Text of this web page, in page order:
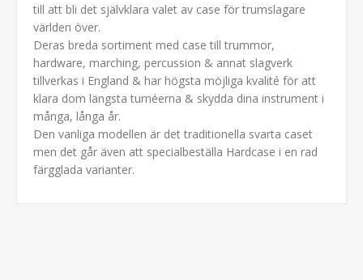
till att bli det självklara valet av case för trumslagare
världen över.
Deras breda sortiment med case till trummor,
hardware, marching, percussion & annat slagverk
tillverkas i England & har högsta möjliga kvalité för att
klara dom längsta turnéerna & skydda dina instrument i
många, långa år.
Den vanliga modellen är det traditionella svarta caset
men det går även att specialbeställa Hardcase i en rad
färgglada varianter.